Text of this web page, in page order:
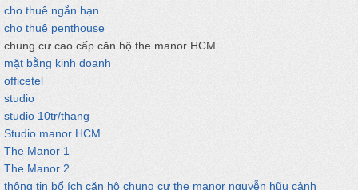
cho thuê ngắn hạn
cho thuê penthouse
chung cư cao cấp căn hộ the manor HCM
mặt bằng kinh doanh
officetel
studio
studio 10tr/thang
Studio manor HCM
The Manor 1
The Manor 2
thông tin bổ ích căn hộ chung cư the manor nguyễn hũu cảnh